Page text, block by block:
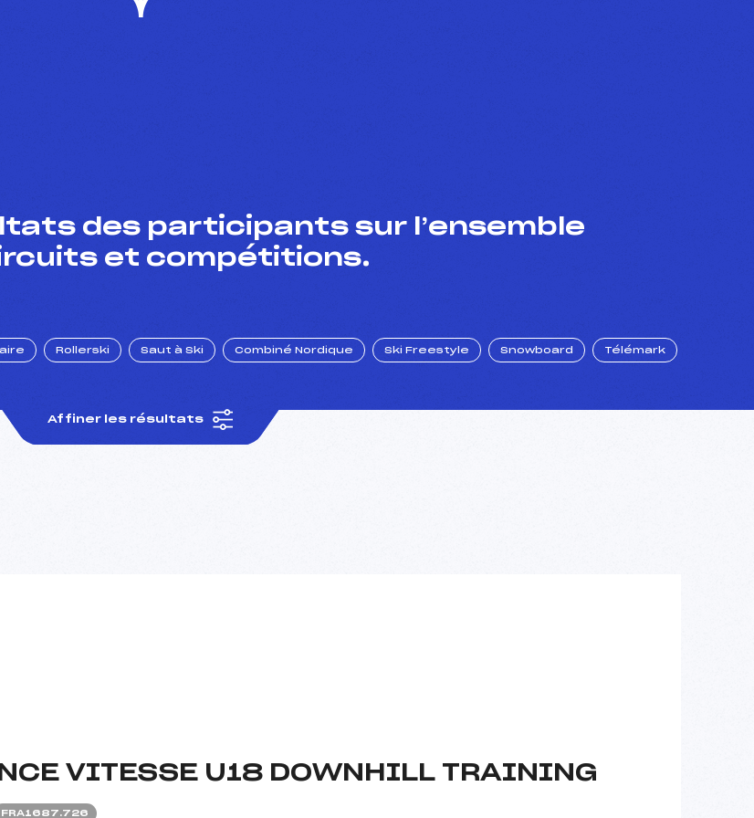
des participants sur l’ensemble
et compétitions.
Rollerski Saut à Ski Combiné Nordique Ski Freestyle Snowboard Télémark
Affiner les résultats
VITESSE U18 DOWNHILL TRAINING
FRA1687.726